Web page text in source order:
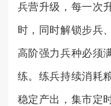
兵营升级，每一次
时，同时解锁步兵
高阶强力兵种必须
练。练兵持续消耗
稳定产出，集市定